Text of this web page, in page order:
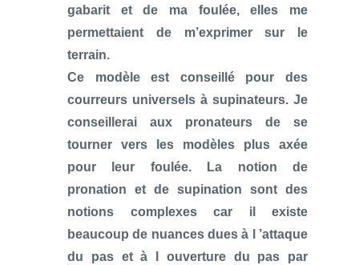
gabarit et de ma foulée, elles me
permettaient de m’exprimer sur le
terrain.
Ce modèle est conseillé pour des
courreurs universels à supinateurs. Je
conseillerai aux pronateurs de se
tourner vers les modèles plus axée
pour leur foulée. La notion de
pronation et de supination sont des
notions complexes car il existe
beaucoup de nuances dues à l ’attaque
du pas et à l ouverture du pas par